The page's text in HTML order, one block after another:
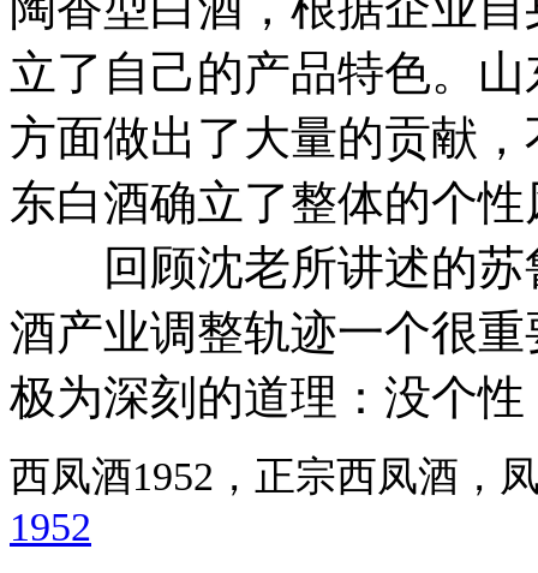
立了自己的产品特色。
方面做出了大量的贡献
东白酒确立了整体的个性
回顾沈老所讲述的苏
酒产业调整轨迹一个很
极为深刻的道理：没个
西凤酒1952，正宗西凤酒
1952